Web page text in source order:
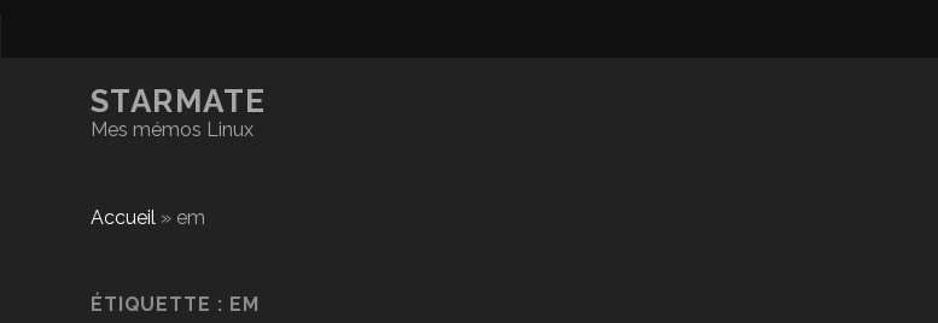
STARMATE
Mes mémos Linux
Accueil» em
ÉTIQUETTE : EM